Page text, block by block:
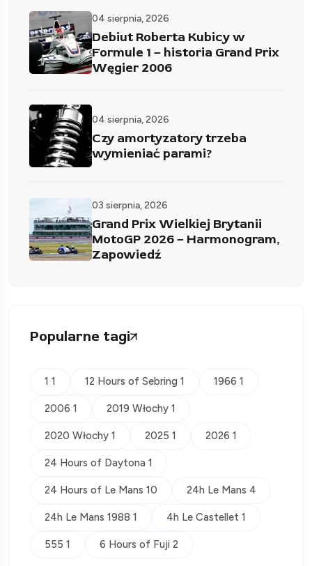
04 sierpnia, 2026
Debiut Roberta Kubicy w
Formule 1 – historia Grand Prix
Węgier 2006
04 sierpnia, 2026
Czy amortyzatory trzeba
wymieniać parami?
03 sierpnia, 2026
Grand Prix Wielkiej Brytanii
MotoGP 2026 – Harmonogram,
Zapowiedź
Popularne tagi
1 1 12 Hours of Sebring 1 1966 1
2006 1 2019 Włochy 1
2020 Włochy 1 2025 1 2026 1
24 Hours of Daytona 1
24 Hours of Le Mans 10 24h Le Mans 4
24h Le Mans 1988 1 4h Le Castellet 1
555 1 6 Hours of Fuji 2